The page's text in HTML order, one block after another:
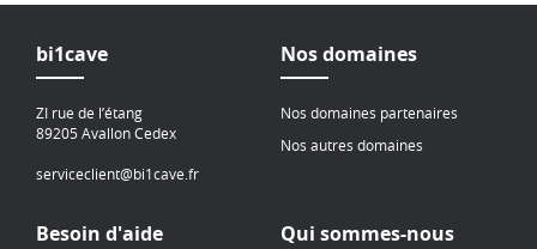
bi1cave
ZI rue de l’étang
89205 Avallon Cedex
serviceclient@bi1cave.fr
Nos domaines
Nos domaines partenaires
Nos autres domaines
Besoin d'aide Qui sommes-nous